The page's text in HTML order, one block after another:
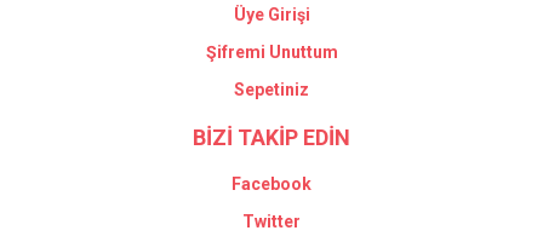
Üye Girişi
Şifremi Unuttum
Sepetiniz
BİZİ TAKİP EDİN
Facebook
Twitter